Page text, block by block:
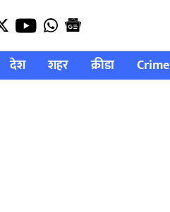
देश शहर क्रीडा Crime